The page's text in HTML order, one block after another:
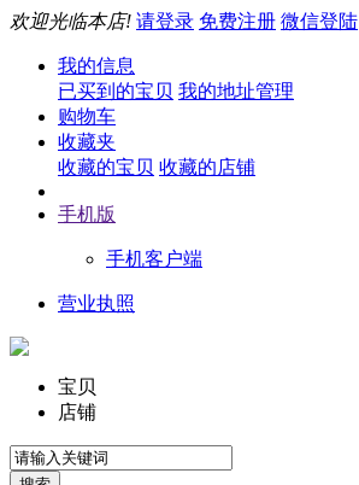
欢迎光临本店! 请登录 免费注册 微信登陆
我的信息
已买到的宝贝 我的地址管理
购物车
收藏夹
收藏的宝贝 收藏的店铺
手机版
手机客户端
营业执照
宝贝
店铺